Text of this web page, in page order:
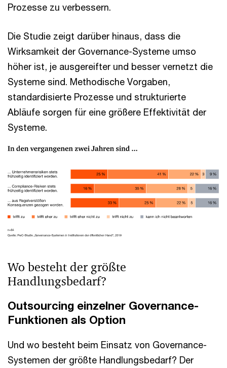
Prozesse zu verbessern.
Die Studie zeigt darüber hinaus, dass die
Wirksamkeit der Governance-Systeme umso
höher ist, je ausgereifter und besser vernetzt die
Systeme sind. Methodische Vorgaben,
standardisierte Prozesse und strukturierte
Abläufe sorgen für eine größere Effektivität der
Systeme.
Wo besteht der größte
Handlungsbedarf?
Outsourcing einzelner Governance-
Funktionen als Option
Und wo besteht beim Einsatz von Governance-
Systemen der größte Handlungsbedarf? Der